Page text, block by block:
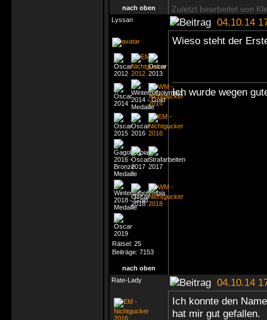
nach oben Zuletzt bearbeitet von
Lyssan 04.10.14
Rätsel: 25
Beiträge: 7153
Wieso steht der
Ich wurde wegen
nach oben
Rate-Lady
04.10.14
Ich konnte den
hat mir gut gefallen.